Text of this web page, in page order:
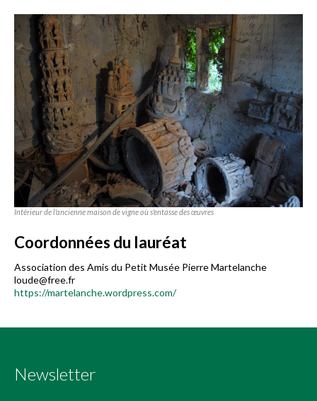
Intérieur de l'ancienne maison de vigne où s'entasse des œuvres
Coordonnées du lauréat
Association des Amis du Petit Musée Pierre Martelanche
loude@free.fr
https://martelanche.wordpress.com/
Newsletter